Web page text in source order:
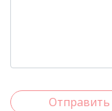
Отправить